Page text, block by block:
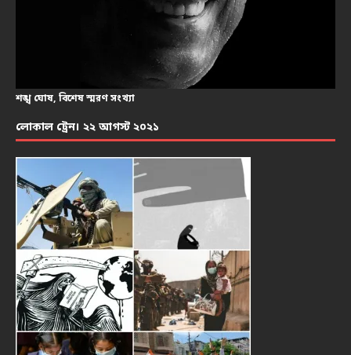
শঙ্খ ঘোষ, বিশেষ স্মরণ সংখ্যা
লোকাল ট্রেন। ২২ আগস্ট ২০২১